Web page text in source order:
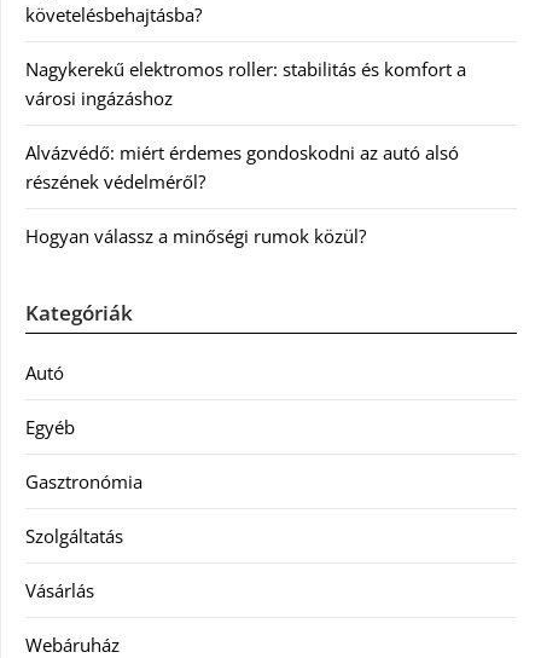
követelésbehajtásba?
Nagykerekű elektromos roller: stabilitás és komfort a
városi ingázáshoz
Alvázvédő: miért érdemes gondoskodni az autó alsó
részének védelméről?
Hogyan válassz a minőségi rumok közül?
Kategóriák
Autó
Egyéb
Gasztronómia
Szolgáltatás
Vásárlás
Webáruház